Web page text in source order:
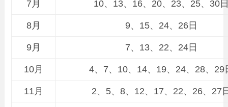
7月 10、13、16、20、23、25、30
8月 9、15、24、26日
9月 7、13、22、24日
10月 4、7、10、14、19、24、28、29
11月 2、5、8、12、17、22、26、27